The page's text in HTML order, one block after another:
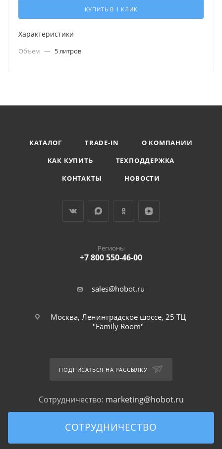
КУПИТЬ В 1 КЛИК
Характеристики
Объем — 5 литров
КАТАЛОГ TRADE-IN
О КОМПАНИИ
КАК КУПИТЬ
ТЕХПОДДЕРЖКА
КОНТАКТЫ
НОВОСТИ
Регионы
+7 800 550-46-00
sales@hobot.ru
Москва, Ленинградское шоссе, 25 ТЦ
"Family Room"
ПОДПИСАТЬСЯ НА РАССЫЛКУ
Сотрудничество: marketing@hobot.ru
СОТРУДНИЧЕСТВО